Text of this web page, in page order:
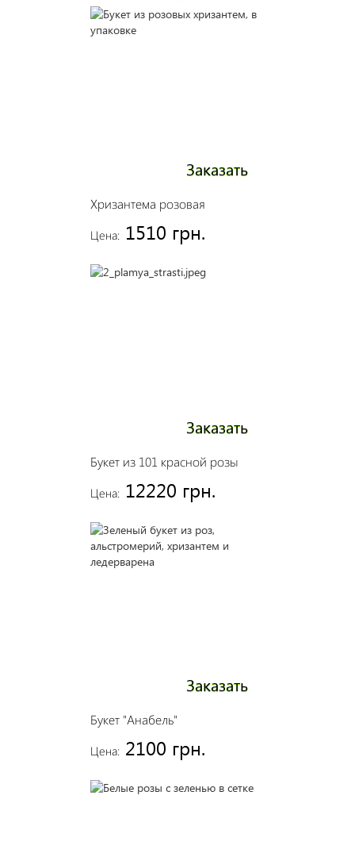
Хризантема розовая
Цена: 1510 грн.
Заказать
Букет из 101 красной розы
Цена: 12220 грн.
Заказать
Букет "Анабель"
Цена: 2100 грн.
Заказать